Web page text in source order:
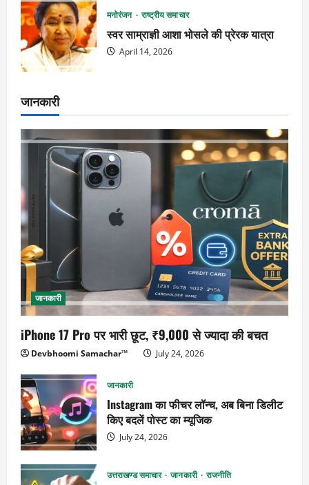
मनोरंजन राष्ट्रीय समाचार
स्वर साम्राज्ञी आशा भोसले की प्रेरक यात्रा
April 14, 2026
जानकारी
जानकारी
iPhone 17 Pro पर भारी छूट, ₹9,000 से ज्यादा की बचत
Devbhoomi Samachar™ July 24, 2026
जानकारी
Instagram का फीचर लॉन्च, अब बिना डिलीट
किए बदलें पोस्ट का म्यूजिक
July 24, 2026
उत्तराखण्ड समाचार जानकारी राजनीति